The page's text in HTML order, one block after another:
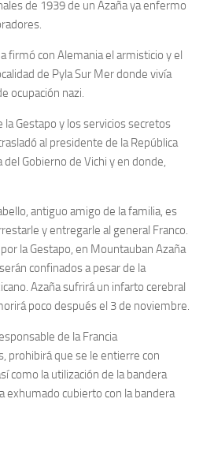
de 1939 de un Azaña ya enfermo
firmó con Alemania el armisticio y el
de Pyla Sur Mer donde vivía
ocupación nazi.
la Gestapo y los servicios secretos
al presidente de la República
Gobierno de Vichi y en donde,
antiguo amigo de la familia, es
y entregarle al general Franco.
la Gestapo, en Mountauban Azaña
confinados a pesar de la
Azaña sufrirá un infarto cerebral
poco después el 3 de noviembre.
de la Francia
prohibirá que se le entierre con
como la utilización de la bandera
exhumado cubierto con la bandera